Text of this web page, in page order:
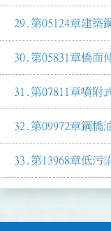
第05124章建
第05831章橋
第07811章噴
第09972章鋼
第13968章低污